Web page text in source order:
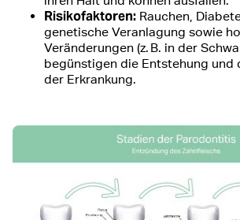
Risikofaktoren: Rauchen,
genetische Veranlagung sowie
Veränderungen (z. B. in der
begünstigen die Entstehung und
der Erkrankung.